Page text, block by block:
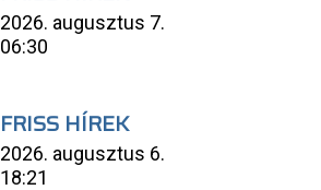
2026. augusztus 7.
06:30
FRISS HÍREK
2026. augusztus 6.
18:21